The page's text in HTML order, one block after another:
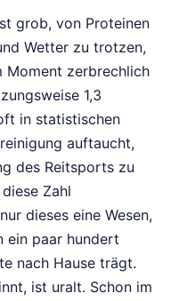
grob, von Proteinen
Wetter zu trotzen,
Moment zerbrechlich
1,3
in statistischen
auftaucht,
des Reitsports zu
Zahl
dieses eine Wesen,
ein paar hundert
nach Hause trägt.
ist uralt. Schon im